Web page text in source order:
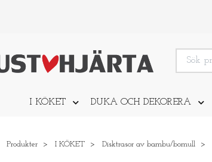
I KÖKET DUKA OCH DEKORERA
Produkter I KÖKET Disktrasor av bambu/bomull